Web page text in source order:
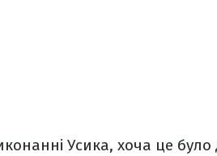
Усика, хоча це було